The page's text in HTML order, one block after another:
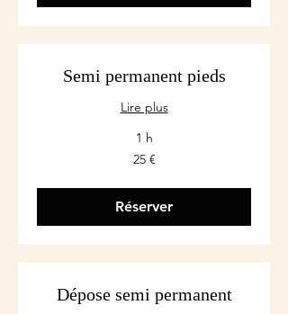
Semi permanent pieds
Lire plus
1 h
25 €
Réserver
Dépose semi permanent